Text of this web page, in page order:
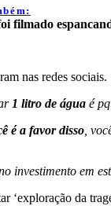
filmado
nas redes sociais.
1 litro de água é pq
é a favor disso ,
investimento em
‘exploração da